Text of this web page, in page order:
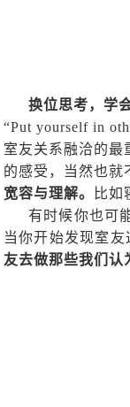
换位思考，学
“Put yourself in
室友关系融洽的最
的感受，当然也就
宽容与理解。
比如
有时候你也可
当你开始发现室
友去做那些我们认